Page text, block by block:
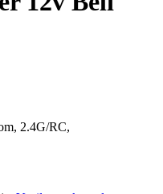
2.4G/RC,